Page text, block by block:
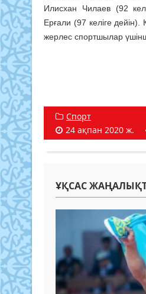
Илисхан Чилаев (92
Ерғали (97 келіге
жерлес спортшылар
Спорт
24 ақпан 2020 ж.
ҰҚСАС